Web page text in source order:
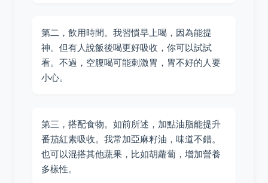
第二，飲用時間。我習慣早上喝，因為能提
神。但有人說飯後喝更好吸收，你可以試試
看。不過，空腹喝可能刺激胃，胃不好的人要
小心。
第三，搭配食物。如前所述，加點油脂能提升
番茄紅素吸收。我常加亞麻籽油，味道不錯。
也可以混搭其他蔬果，比如胡蘿蔔，增加營養
多樣性。